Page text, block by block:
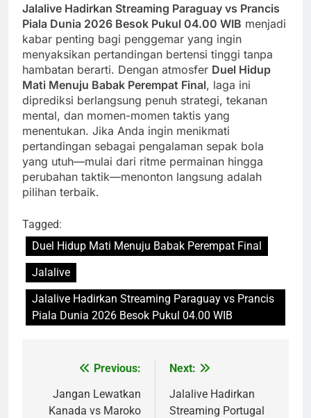
Jalalive Hadirkan Streaming Paraguay vs Prancis
Piala Dunia 2026 Besok Pukul 04.00 WIB menjadi
kabar penting bagi penggemar yang ingin
menyaksikan pertandingan bertensi tinggi tanpa
hambatan berarti. Dengan atmosfer Duel Hidup
Mati Menuju Babak Perempat Final, laga ini
diprediksi berlangsung penuh strategi, tekanan
mental, dan momen-momen taktis yang
menentukan. Jika Anda ingin menikmati
pertandingan sebagai pengalaman sepak bola
yang utuh—mulai dari ritme permainan hingga
perubahan taktik—menonton langsung adalah
pilihan terbaik.
Tagged:
Duel Hidup Mati Menuju Babak Perempat Final
Jalalive
Jalalive Hadirkan Streaming Paraguay vs Prancis
Piala Dunia 2026 Besok Pukul 04.00 WIB
navigation
Previous:
Jangan Lewatkan
Kanada vs Maroko
Next:
Jalalive Hadirkan
Streaming Portugal